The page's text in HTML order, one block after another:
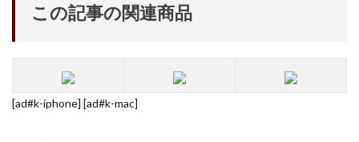
この記事の関連商品
[ad#k-iphone] [ad#k-mac]